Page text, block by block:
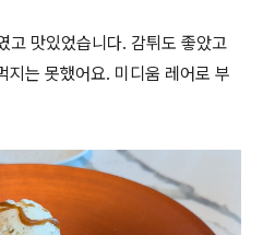
맛있었습니다. 감튀도 좋았고
지는 못했어요. 미디움 레어로 부